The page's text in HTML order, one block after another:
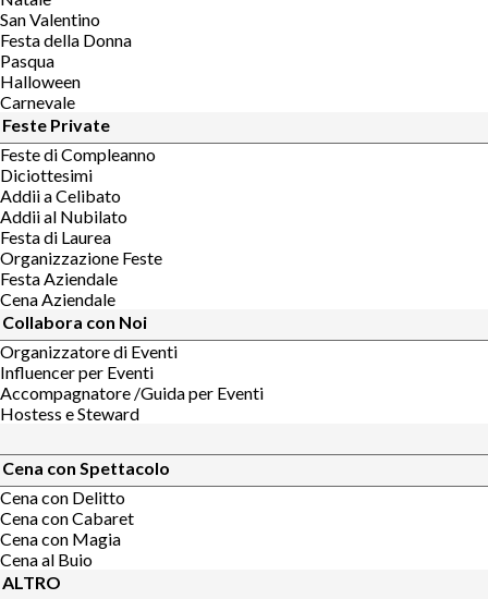
San Valentino
Festa della Donna
Pasqua
Halloween
Carnevale
Feste Private
Feste di Compleanno
Diciottesimi
Addii a Celibato
Addii al Nubilato
Festa di Laurea
Organizzazione Feste
Festa Aziendale
Cena Aziendale
Collabora con Noi
Organizzatore di Eventi
Influencer per Eventi
Accompagnatore /Guida per Eventi
Hostess e Steward
Cena con Spettacolo
Cena con Delitto
Cena con Cabaret
Cena con Magia
Cena al Buio
ALTRO